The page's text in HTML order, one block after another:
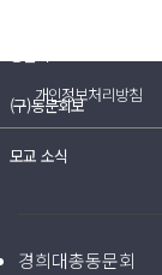
(구)동문회보
모교 소식
개인정보처리방침
경희대총동문회